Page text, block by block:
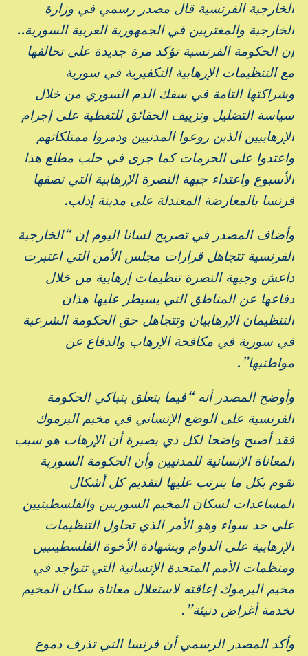
الخارجية الفرنسية قال مصدر رسمي في وزارة
الخارجية والمغتربين في الجمهورية العربية السورية..
إن الحكومة الفرنسية تؤكد مرة جديدة على تحالفها
مع التنظيمات الإرهابية التكفيرية في سورية
وشراكتها التامة في سفك الدم السوري من خلال
سياسة التضليل وتزييف الحقائق للتغطية على إجرام
الإرهابيين الذين روعوا المدنيين ودمروا ممتلكاتهم
واعتدوا على الحرمات كما جرى في حلب مطلع هذا
الأسبوع واعتداء جبهة النصرة الإرهابية التي تصفها
فرنسا بالمعارضة المعتدلة على مدينة إدلب.
وأضاف المصدر في تصريح لسانا اليوم إن “الخارجية
الفرنسية تتجاهل قرارات مجلس الأمن التي اعتبرت
داعش وجبهة النصرة تنظيمات إرهابية من خلال
دفاعها عن المناطق التي يسيطر عليها هذان
التنظيمان الإرهابيان وتتجاهل حق الحكومة الشرعية
في سورية في مكافحة الإرهاب والدفاع عن
مواطنيها”.
وأوضح المصدر أنه “فيما يتعلق بتباكي الحكومة
الفرنسية على الوضع الإنساني في مخيم اليرموك
فقد أصبح واضحا لكل ذي بصيرة أن الإرهاب هو سبب
المعاناة الإنسانية للمدنيين وأن الحكومة السورية
تقوم بكل ما يترتب عليها لتقديم كل أشكال
المساعدات لسكان المخيم السوريين والفلسطينيين
على حد سواء وهو الأمر الذي تحاول التنظيمات
الإرهابية على الدوام وبشهادة الأخوة الفلسطينيين
ومنظمات الأمم المتحدة الإنسانية التي تتواجد في
مخيم اليرموك إعاقته لاستغلال معاناة سكان المخيم
لخدمة أغراض دنيئة”.
وأكد المصدر الرسمي أن فرنسا التي تذرف دموع